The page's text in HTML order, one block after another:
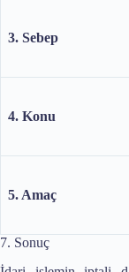
3. Sebep
4. Konu
5. Amaç
7. Sonuç